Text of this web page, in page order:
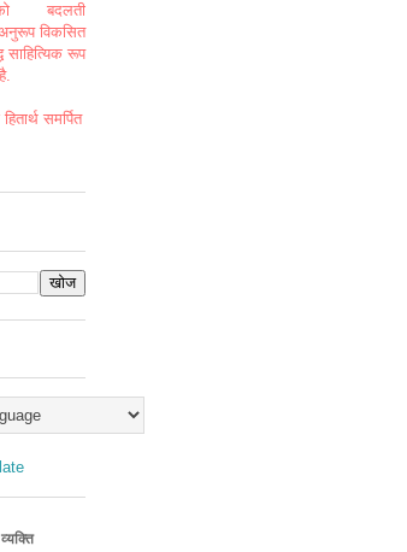
बदलती
विकसित
साहित्यिक रूप
समर्पित